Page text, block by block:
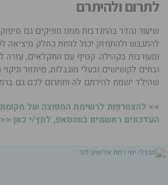
לתרום ולהיתרם
שיעור נהדר בהתנדבות ממנו מפיקים גם סיפוק
להתגבש ולהתחזק יכול להיות כחלק מיציאה
ומעורבות בקהילה. קטיף עם החקלאים, עזרה
ובתים לקשישים ובעלי מוגבלות, מיחזור
שהילד ישמח להירתם לה ותתרום לכם גם
>> להצטרפות לרשימת התפוצה של
העדכונים ראשונים בווטסאפ, לחץ/י כאן <<